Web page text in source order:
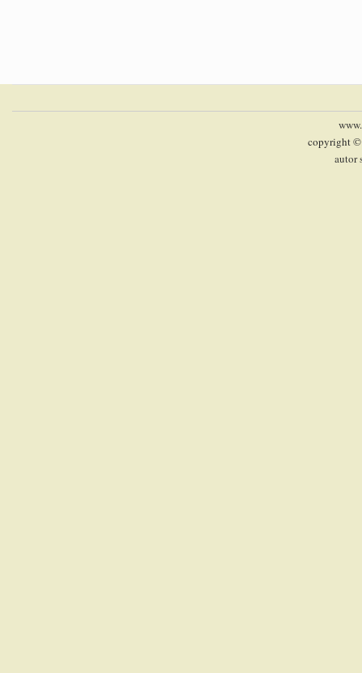
copyright
autor